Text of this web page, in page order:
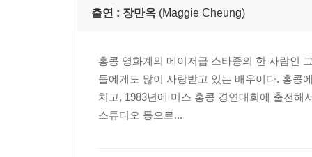
출연 : 장만옥 (Maggie Cheung)
홍콩 영화계의 메이저급 스타중의 한 사람인
들에게도 많이 사랑받고 있는 배우이다. 홍콩
치고, 1983년에 미스 홍콩 경연대회에 출전
스튜디오 등으로...